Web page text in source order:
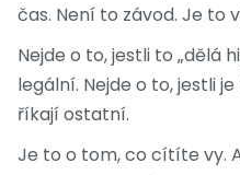
čas. Není to závod. Je to
Nejde o to, jestli to „dělá
legální. Nejde o to, jestli
říkají ostatní.
Je to o tom, co cítíte vy.